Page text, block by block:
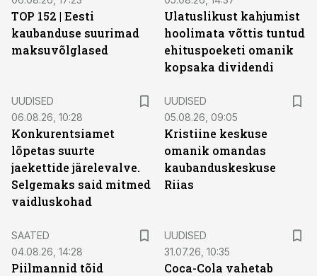
TOP 152 | Eesti
kaubanduse suurimad
maksuvõlglased
Ulatuslikust kahjumist
hoolimata võttis tuntud
ehituspoeketi omanik
kopsaka dividendi
UUDISED
06.08.26, 10:28
Konkurentsiamet
lõpetas suurte
jaekettide järelevalve.
Selgemaks said mitmed
vaidluskohad
UUDISED
05.08.26, 09:05
Kristiine keskuse
omanik omandas
kaubanduskeskuse
Riias
SAATED
04.08.26, 14:28
Piilmannid tõid
UUDISED
31.07.26, 10:35
Coca-Cola vahetab